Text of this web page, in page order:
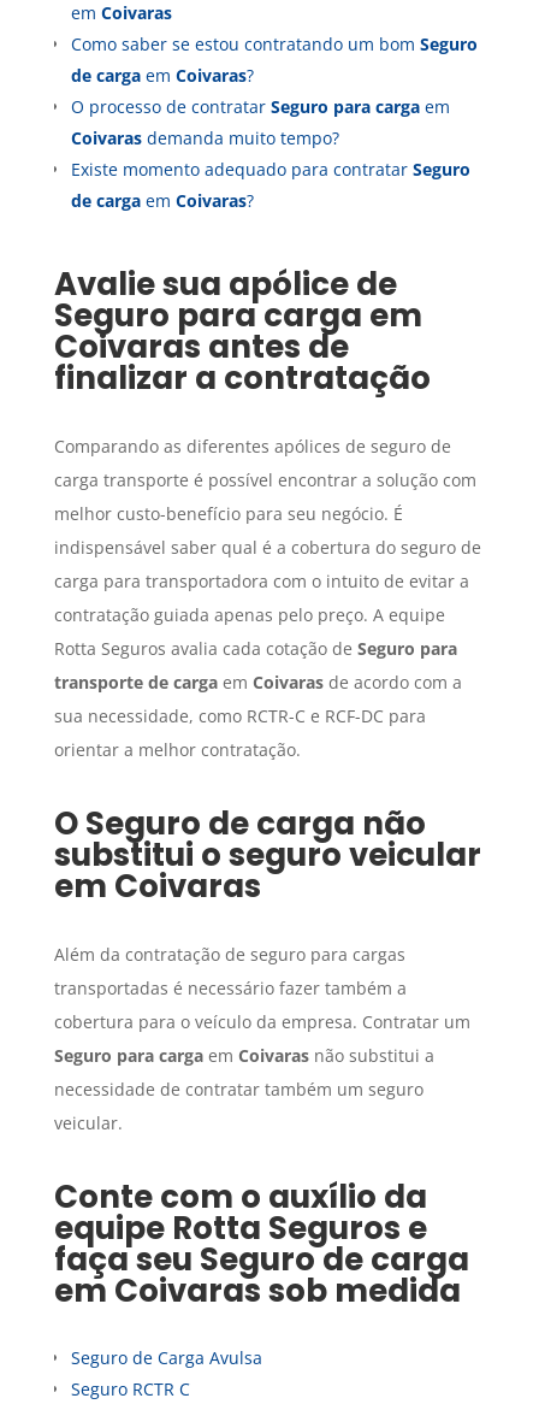
em Coivaras
Como saber se estou contratando um bom Seguro
de cargaem Coivaras?
O processo de contratar Seguro para cargaem
Coivarasdemanda muito tempo?
Existe momento adequado para contratar Seguro
de cargaem Coivaras?
Avalie sua apólice de
Seguro para carga em
Coivaras antes de
finalizar a contratação
Comparando as diferentes apólices de seguro de
carga transporte é possível encontrar a solução com
melhor custo-benefício para seu negócio. É
indispensável saber qual é a cobertura do seguro de
carga para transportadora com o intuito de evitar a
contratação guiada apenas pelo preço. A equipe
Rotta Seguros avalia cada cotação de Seguro para
transporte de cargaem Coivarasde acordo com a
sua necessidade, como RCTR-C e RCF-DC para
orientar a melhor contratação.
OSeguro de carga não
substitui o seguro veicular
em Coivaras
Além da contratação de seguro para cargas
transportadas é necessário fazer também a
cobertura para o veículo da empresa. Contratar um
Seguro para cargaem Coivarasnão substitui a
necessidade de contratar também um seguro
veicular.
Conte com o auxílio da
equipe Rotta Seguros e
faça seu Seguro de carga
em Coivarassob medida
Seguro de Carga Avulsa
Seguro RCTR C